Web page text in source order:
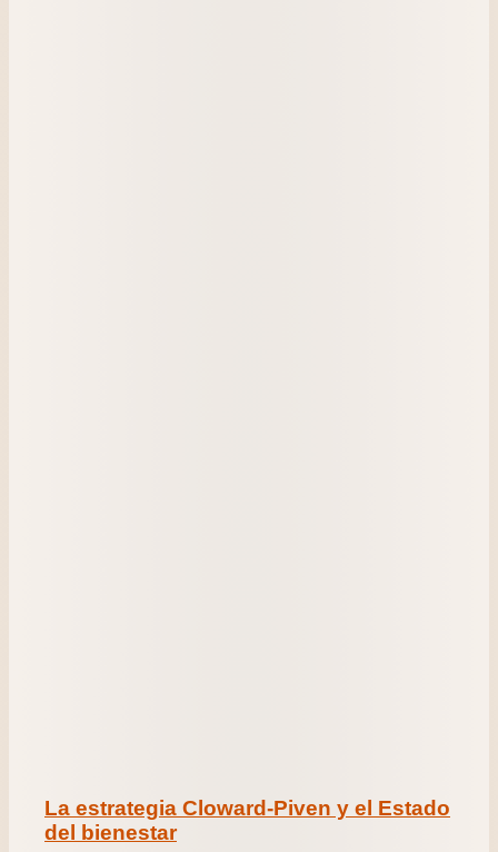
La estrategia Cloward-Piven y el Estado
del bienestar